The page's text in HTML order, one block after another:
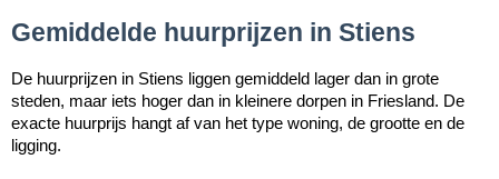
Gemiddelde huurprijzen in Stiens
De huurprijzen in Stiens liggen gemiddeld lager dan in grote
steden, maar iets hoger dan in kleinere dorpen in Friesland. De
exacte huurprijs hangt af van het type woning, de grootte en de
ligging.